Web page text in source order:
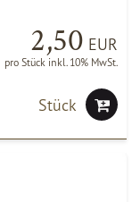
2,50 EUR
pro Stück inkl. 10% MwSt.
Stück